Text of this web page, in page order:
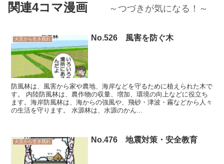
関連4コマ漫画 ～つづきが気になる！～
火災から生き残れ No.526 風害を防ぐ木
防風林は、風害から家や農地、海岸などを守るために植えられた木で
す。 内陸防風林は、農作物の収量、増加、環境の向上などに役立ち
ます。海岸防風林は、海からの強風や、飛砂・津波・霧などから人々
の生活を守ります。 水源林は、水源のかん...
火災から生き残れ No.476 地震対策・安全教育